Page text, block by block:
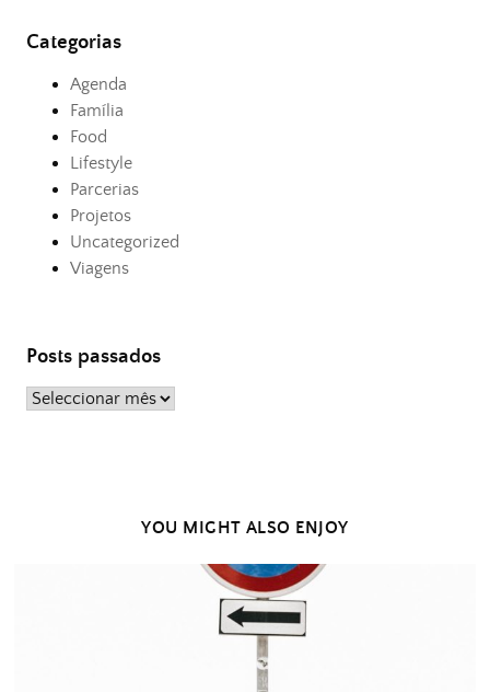
Categorias
Agenda
Família
Food
Lifestyle
Parcerias
Projetos
Uncategorized
Viagens
Posts passados
Posts
YOU MIGHT ALSO ENJOY